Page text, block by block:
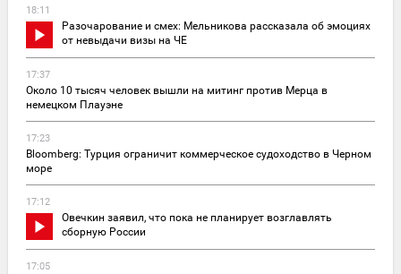
18:11
Разочарование и смех: Мельникова рассказала об эмоциях
от невыдачи визы на ЧЕ
17:37
Около 10 тысяч человек вышли на митинг против Мерца в
немецком Плауэне
17:23
Bloomberg: Турция ограничит коммерческое судоходство в Черном
море
17:12
Овечкин заявил, что пока не планирует возглавлять
сборную России
17:05